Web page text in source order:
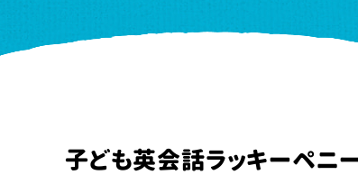
子ども英会話ラッキーペニ